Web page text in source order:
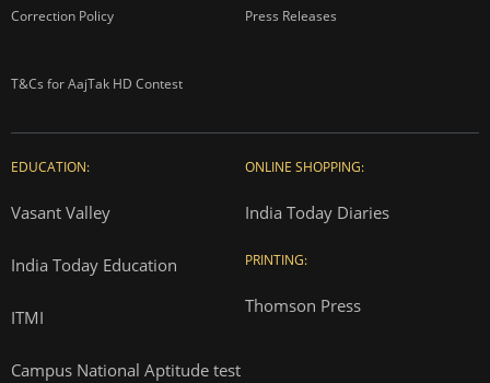
Correction Policy Press Releases
T&Cs for AajTak HD Contest
EDUCATION:
Vasant Valley
India Today Education
ITMI
Campus National Aptitude test
ONLINE SHOPPING:
India Today Diaries
PRINTING:
Thomson Press